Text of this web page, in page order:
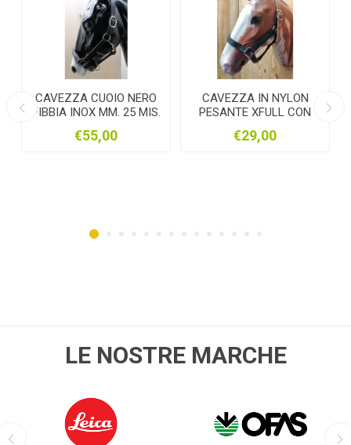
CUOIO NERO
INOX MM. 25 MIS.
CAVEZZA IN NYLON
PESANTE XFULL CON
NERO/MARRONE
LE NOSTRE MARCHE